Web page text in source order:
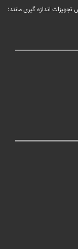
تجهیزات اندازه گیری مانند: